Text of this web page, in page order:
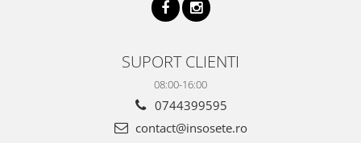
SUPORT CLIENTI
08:00-16:00
0744399595
contact@insosete.ro